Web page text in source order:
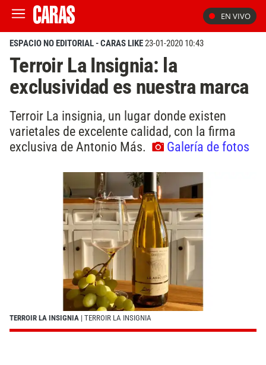
EN VIVO
ESPACIO NO EDITORIAL - CARAS LIKE23-01-2020 10:43
Terroir La Insignia: la
exclusividad es nuestra marca
Terroir La insignia, un lugar donde existen
varietales de excelente calidad, con la firma
exclusiva de Antonio Más.
Galería de fotos
TERROIR LA INSIGNIA | TERROIR LA INSIGNIA